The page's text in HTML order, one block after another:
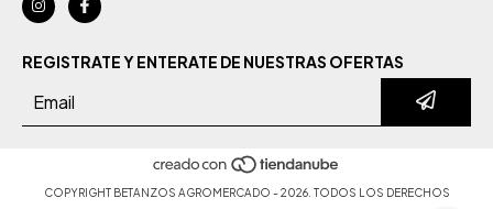
REGISTRATE Y ENTERATE DE NUESTRAS OFERTAS
COPYRIGHT BETANZOS AGROMERCADO - 2026. TODOS LOS DERECHOS